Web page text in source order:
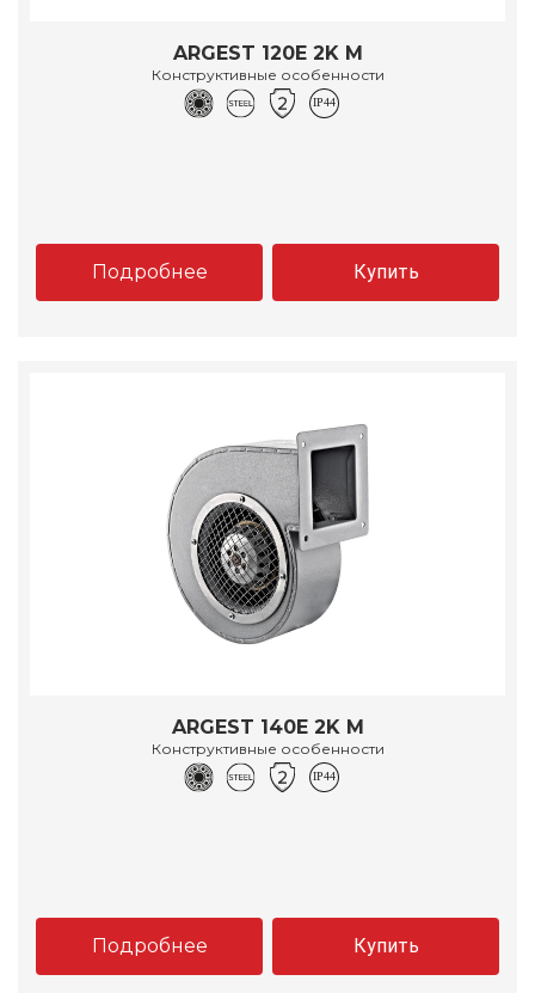
ARGEST 120E 2K M
Конструктивные особенности
Подробнее Купить
ARGEST 140E 2K M
Конструктивные особенности
Подробнее Купить